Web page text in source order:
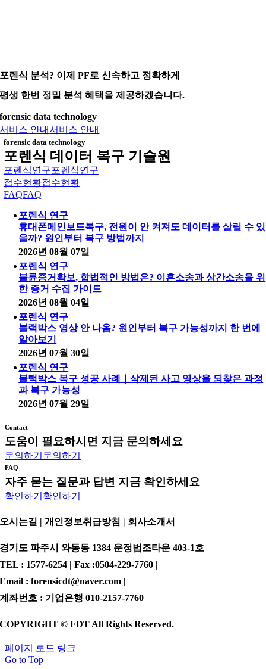
포렌식 분석? 이제 PF로 신속하고 정확하게
평생 한번 정밀 분석 혜택을 제공하겠습니다.
forensic data technology
서비스 안내서비스 안내
forensic data technology
포렌식 데이터 복구 기술원
포렌식연구포렌식연구
접수현황접수현황
FAQFAQ
포렌식 연구
휴대폰메인보드복구, 전원이 안 켜져도 데이터를 살릴 수 있
을까? 원인부터 복구 방법까지
2026년 08월 07일
포렌식 연구
불륜증거확보, 합법적인 방법은? 이혼소송과 상간소송을 위
한 증거 수집 가이드
2026년 08월 04일
포렌식 연구
블랙박스 영상 안 나옴? 원인부터 복구 가능성까지 한 번에
알아보기
2026년 07월 30일
포렌식 연구
블랙박스 복구 성공 사례｜삭제된 사고 영상을 되찾은 과정
과 복구 가능성
2026년 07월 29일
Contact
도움이 필요하시면 지금 문의하세요
문의하기 문의하기
FAQ
자주 묻는 질문과 답변 지금 확인하세요
확인하기 확인하기
오시는길 | 개인정보취급방침 | 회사소개서
경기도 파주시 와동동 1384 운정법조타운 403-1호
TEL : 1577-6254 | Fax :0504-229-7760 |
Email : forensicdt@naver.com |
계좌번호 : 기업은행 010-2157-7760
COPYRIGHT © FDT All Rights Reserved.
페이지 로드 링크
Go to Top